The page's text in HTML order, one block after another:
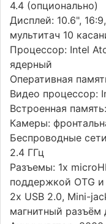
4.4 (опционально)
Дисплей: 10.6",
мультитач 10
Процессор: Intel
ядерный
Оперативная
Видео процессор:
Встроенная
Камеры:
Беспроводные
2.4 ГГц
Разъемы: 1х
поддержкой OTG и
2х USB 2.0, Mini-
магнитный разъём